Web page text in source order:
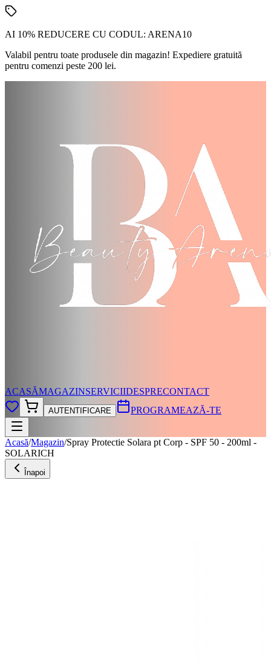
AI 10% REDUCERE CU CODUL: ARENA10
Valabil pentru toate produsele din magazin! Expediere gratuită
pentru comenzi peste 200 lei.
ACASĂMAGAZINSERVICIIDESPRECONTACT
AUTENTIFICARE PROGRAMEAZĂ-TE
Acasă/Magazin/Spray Protectie Solara pt Corp - SPF 50 - 200ml -
SOLARICH
Înapoi